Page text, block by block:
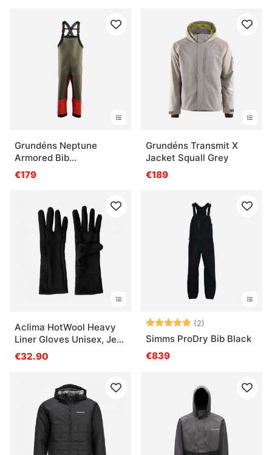
Grundéns Neptune
Armored Bib
Orange/Olive
€179
Grundéns Transmit X
Jacket Squall Grey
€189
Aclima HotWool Heavy
Liner Gloves Unisex, Jet
Black
€32.90
Note: (2)
Simms ProDry Bib Black
€839